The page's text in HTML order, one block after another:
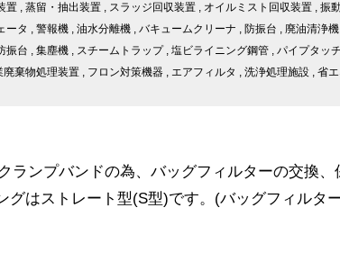
置 , 蒸留・抽出装置 , スラッジ回収装置 , オイルミスト回収装置 , 振
ータ , 警報機 , 油水分離機 , バキュームクリーナ , 防振台 , 廃油清浄機
振台 , 集塵機 , スチームトラップ, 塩ビライニング鋼管 , パイプタッ
廃棄物処理装置 , フロン対策機器 , エアフィルタ , 洗浄処理施設 , 省
ランプバンドの為、バッグフィルターの交換、
グはストレート型(S型)です。(バッグフィルタ